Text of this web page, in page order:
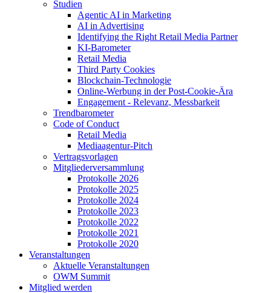
Studien
Agentic AI in Marketing
AI in Advertising
Identifying the Right Retail Media Partner
KI-Barometer
Retail Media
Third Party Cookies
Blockchain-Technologie
Online-Werbung in der Post-Cookie-Ära
Engagement - Relevanz, Messbarkeit
Trendbarometer
Code of Conduct
Retail Media
Mediaagentur-Pitch
Vertragsvorlagen
Mitgliederversammlung
Protokolle 2026
Protokolle 2025
Protokolle 2024
Protokolle 2023
Protokolle 2022
Protokolle 2021
Protokolle 2020
Veranstaltungen
Aktuelle Veranstaltungen
OWM Summit
Mitglied werden